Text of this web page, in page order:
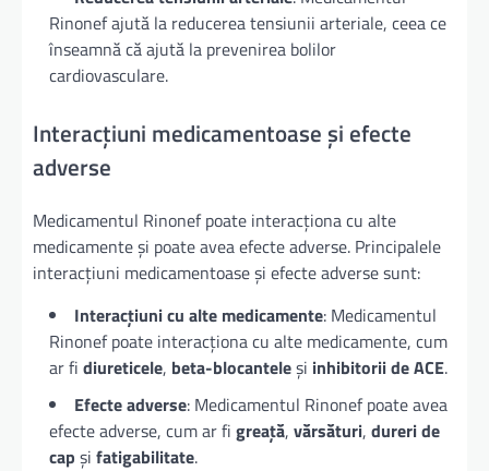
Rinonef ajută la reducerea tensiunii arteriale, ceea ce
înseamnă că ajută la prevenirea bolilor
cardiovasculare.
Interacțiuni medicamentoase și efecte
adverse
Medicamentul Rinonef poate interacționa cu alte
medicamente și poate avea efecte adverse. Principalele
interacțiuni medicamentoase și efecte adverse sunt:
Interacțiuni cu alte medicamente: Medicamentul
Rinonef poate interacționa cu alte medicamente, cum
ar fi diureticele, beta-blocanteleși inhibitorii de ACE.
Efecte adverse: Medicamentul Rinonef poate avea
efecte adverse, cum ar fi greață, vărsături, dureri de
cap și fatigabilitate.